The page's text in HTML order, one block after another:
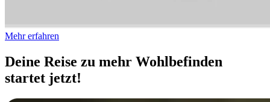
Mehr erfahren
Deine Reise zu mehr Wohlbefinden
startet jetzt!